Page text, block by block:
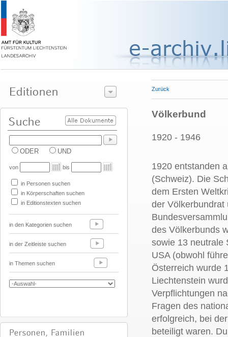
ODER UND
von bis
in Personen suchen
in Körperschaften suchen
in Editionstexten suchen
in den Kategorien suchen
in der Zeitleiste suchen
in Themen suchen
Zurück
Völkerbund
1920 - 1946
1920 entstanden
(Schweiz). Die
dem Ersten
der Völkerbundrat
des Völkerbunds
sowie 13 neutrale
USA (obwohl
Österreich wurde
Liechtenstein
Verpflichtungen
Fragen des
erfolgreich, bei
beteiligt waren.